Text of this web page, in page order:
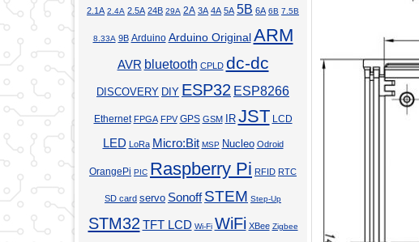
2.1А 2.4А 2.5А 24В 29А 2А 3А 4А 5А 5В 6А 6В 7.5В
8.33А 9В Arduino Arduino Original ARM
AVR bluetooth CPLD dc-dc
DISCOVERY DIY ESP32 ESP8266
Ethernet FPGA FPV GPS GSM IR JST LCD
LED LoRa Micro:Bit MSP Nucleo Odroid
OrangePi PIC Raspberry Pi RFID RTC
SD card servo Sonoff STEM Step-Up
STM32 TFT LCD Wi-Fi WiFi XBee Zigbee